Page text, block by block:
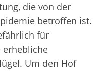
die von der
betroffen ist.
für
erhebliche
Um den Hof